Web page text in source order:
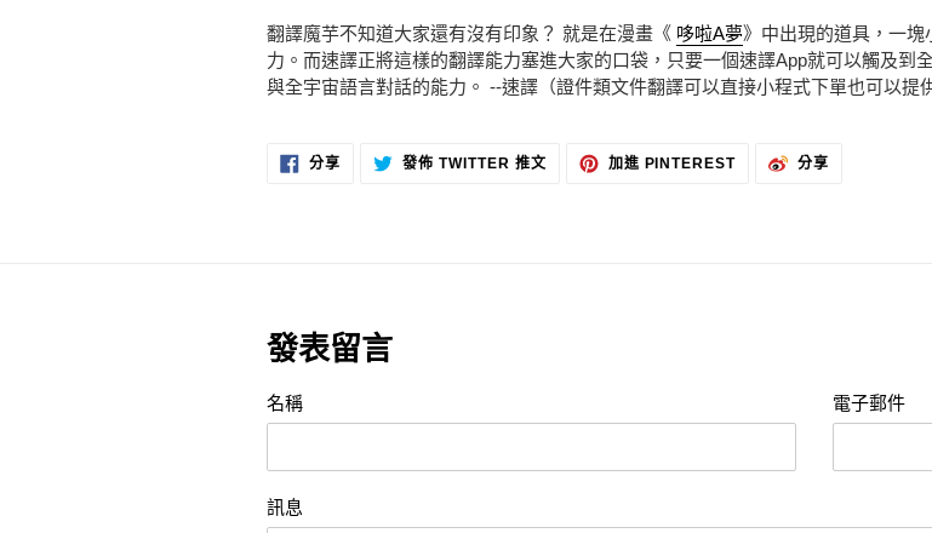
翻譯魔芋不知道大家還有沒有印象？ 就是在漫畫《 哆啦A夢》中出現的道具，一
力。而速譯正將這樣的翻譯能力塞進大家的口袋，只要一個速譯App就可以觸及到
與全宇宙語言對話的能力。 --速譯（證件類文件翻譯可以直接小程式下單也可以提
分享 發佈 TWITTER 推文在
TWITTER
加進 PINTEREST加
分享
發表留言
名稱 電子郵件
訊息